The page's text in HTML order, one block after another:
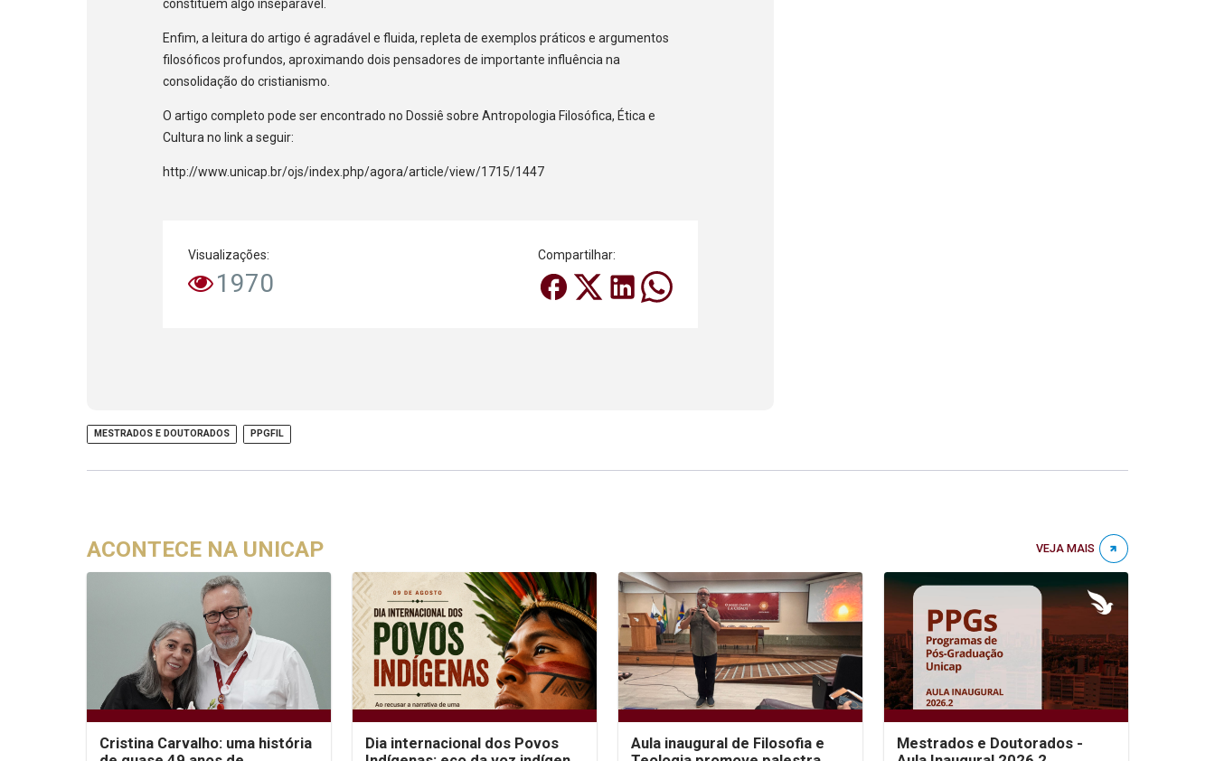
constituem algo inseparável.
Enfim, a leitura do artigo é agradável e fluida, repleta de exemplos práticos e argumentos
filosóficos profundos, aproximando dois pensadores de importante influência na
consolidação do cristianismo.
O artigo completo pode ser encontrado no Dossiê sobre Antropologia Filosófica, Ética e
Cultura no link a seguir:
http://www.unicap.br/ojs/index.php/agora/article/view/1715/1447
Visualizações:
1970
Compartilhar:
MESTRADOS E DOUTORADOS PPGFIL
ACONTECE NA UNICAP VEJA MAIS
Cristina Carvalho: uma história
Dia internacional dos Povos
Aula inaugural de Filosofia e
Mestrados e Doutorados -